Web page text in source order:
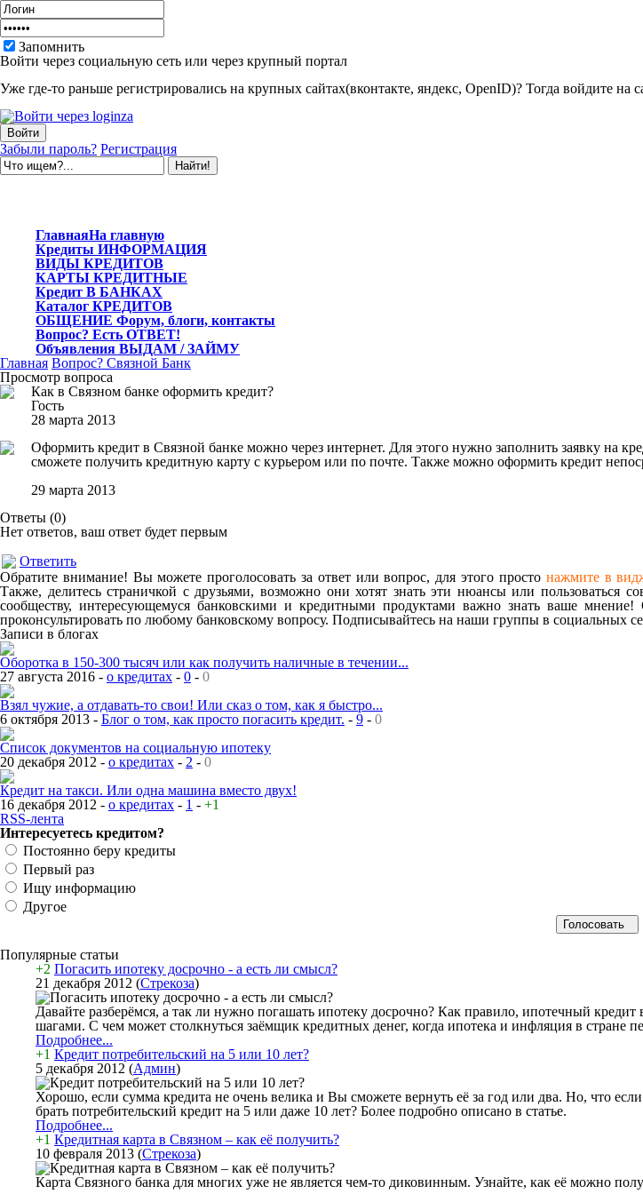
Запомнить
Войти через социальную сеть или через крупный портал
Уже где-то раньше регистрировались на крупных сайтах(вконтакте, яндекс, OpenID)? Тогда войдите на
Забыли пароль? Регистрация
ГлавнаяНа главную
Кредиты ИНФОРМАЦИЯ
ВИДЫ КРЕДИТОВ
КАРТЫ КРЕДИТНЫЕ
Кредит В БАНКАХ
Каталог КРЕДИТОВ
ОБЩЕНИЕ Форум, блоги, контакты
Вопрос? Есть ОТВЕТ!
Объявления ВЫДАМ / ЗАЙМУ
Главная Вопрос? Связной Банк
Просмотр вопроса
Как в Связном банке оформить кредит?
Гость
28 марта 2013
Оформить кредит в Связной банке можно через интернет. Для этого нужно заполнить заявку на
сможете получить кредитную карту с курьером или по почте. Также можно оформить кредит
29 марта 2013
Ответы (0)
Нет ответов, ваш ответ будет первым
Ответить
Обратите внимание! Вы можете проголосовать за ответ или вопрос, для этого просто нажмите в
Также, делитесь страничкой с друзьями, возможно они хотят знать эти нюансы или пользоваться
сообществу, интересующемуся банковскими и кредитными продуктами важно знать ваше
проконсультировать по любому банковскому вопросу. Подписывайтесь на наши группы в социальных
Записи в блогах
Оборотка в 150-300 тысяч или как получить наличные в течении...
27 августа 2016 - о кредитах - 0 - 0
Взял чужие, а отдавать-то свои! Или сказ о том, как я быстро...
6 октября 2013 - Блог о том, как просто погасить кредит. - 9 - 0
Список документов на социальную ипотеку
20 декабря 2012 - о кредитах - 2 - 0
Кредит на такси. Или одна машина вместо двух!
16 декабря 2012 - о кредитах - 1 - +1
RSS-лента
Интересуетесь кредитом?
Постоянно беру кредиты
Первый раз
Ищу информацию
Другое
Популярные статьи
+2 Погасить ипотеку досрочно - а есть ли смысл?
21 декабря 2012 (Стрекоза)
Давайте разберёмся, а так ли нужно погашать ипотеку досрочно? Как правило, ипотечный
шагами. С чем может столкнуться заёмщик кредитных денег, когда ипотека и инфляция в стране
Подробнее...
+1 Кредит потребительский на 5 или 10 лет?
5 декабря 2012 (Админ)
Хорошо, если сумма кредита не очень велика и Вы сможете вернуть её за год или два. Но, что
брать потребительский кредит на 5 или даже 10 лет? Более подробно описано в статье.
Подробнее...
+1 Кредитная карта в Связном – как её получить?
10 февраля 2013 (Стрекоза)
Карта Связного банка для многих уже не является чем-то диковинным. Узнайте, как её можно